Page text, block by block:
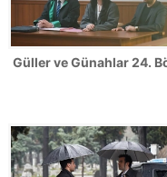
Güller ve Günahlar 24.